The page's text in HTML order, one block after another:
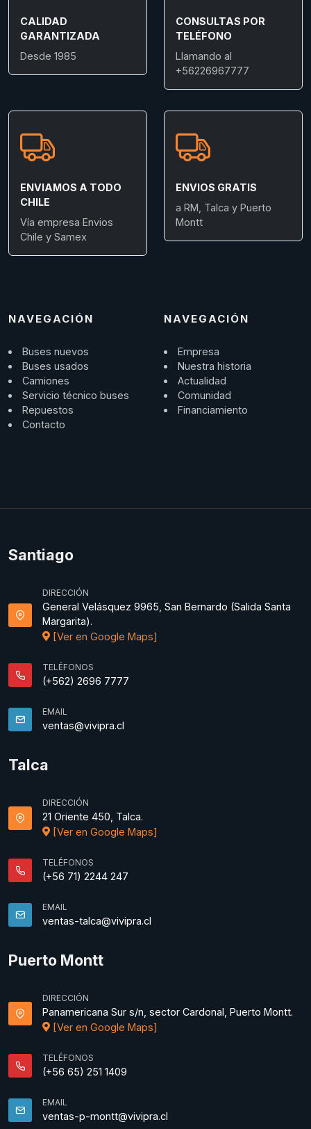
CALIDAD
GARANTIZADA
Desde 1985
CONSULTAS POR
TELÉFONO
Llamando al
+56226967777
ENVIAMOS A TODO
CHILE
Vía empresa Envios
Chile y Samex
ENVIOS GRATIS
a RM, Talca y Puerto
Montt
NAVEGACIÓN
Buses nuevos
Buses usados
Camiones
Servicio técnico buses
Repuestos
Contacto
NAVEGACIÓN
Empresa
Nuestra historia
Actualidad
Comunidad
Financiamiento
Santiago
DIRECCIÓN
General Velásquez 9965, San Bernardo (Salida Santa
Margarita).
[Ver en Google Maps]
TELÉFONOS
(+562) 2696 7777
EMAIL
ventas@vivipra.cl
Talca
DIRECCIÓN
21 Oriente 450, Talca.
[Ver en Google Maps]
TELÉFONOS
(+56 71) 2244 247
EMAIL
ventas-talca@vivipra.cl
Puerto Montt
DIRECCIÓN
Panamericana Sur s/n, sector Cardonal, Puerto Montt.
[Ver en Google Maps]
TELÉFONOS
(+56 65) 251 1409
EMAIL
ventas-p-montt@vivipra.cl